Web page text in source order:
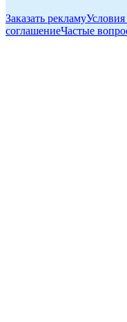
Заказать рекламуУсловия
соглашениеЧастые